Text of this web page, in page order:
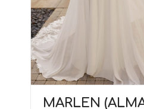
MARLEN